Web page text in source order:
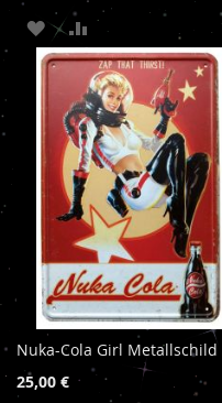
ZUR
WUNSCHLISTE
HINZUFÜGEN
ZUR
VERGLEICHSLISTE
HINZUFÜGEN
Nuka-Cola Girl Metallschild
25,00 €